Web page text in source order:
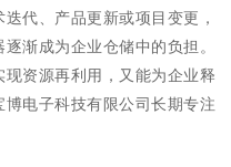
代、产品更新或项目变更，
渐成为企业仓储中的负担。
资源再利用，又能为企业释
电子科技有限公司长期专注